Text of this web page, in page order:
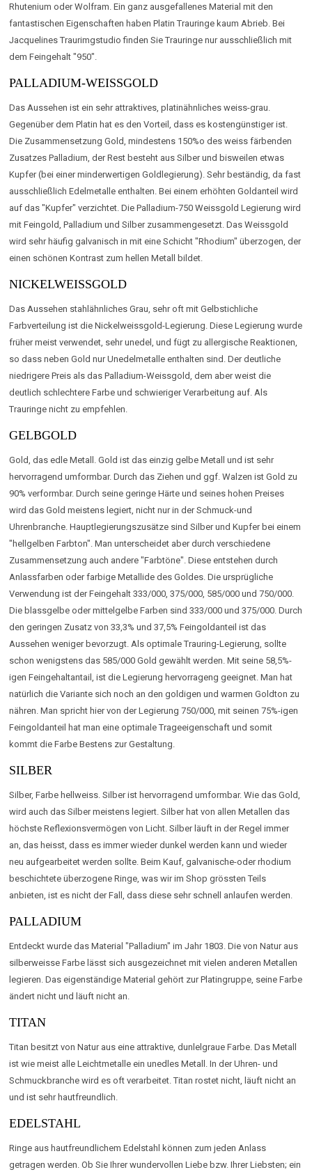
Rhutenium oder Wolfram. Ein ganz ausgefallenes Material mit den
fantastischen Eigenschaften haben Platin Trauringe kaum Abrieb. Bei
Jacquelines Traurimgstudio finden Sie Trauringe nur ausschließlich mit
dem Feingehalt "950".
PALLADIUM-WEISSGOLD
Das Aussehen ist ein sehr attraktives, platinähnliches weiss-grau.
Gegenüber dem Platin hat es den Vorteil, dass es kostengünstiger ist.
Die Zusammensetzung Gold, mindestens 150%o des weiss färbenden
Zusatzes Palladium, der Rest besteht aus Silber und bisweilen etwas
Kupfer (bei einer minderwertigen Goldlegierung). Sehr beständig, da fast
ausschließlich Edelmetalle enthalten. Bei einem erhöhten Goldanteil wird
auf das "Kupfer" verzichtet. Die Palladium-750 Weissgold Legierung wird
mit Feingold, Palladium und Silber zusammengesetzt. Das Weissgold
wird sehr häufig galvanisch in mit eine Schicht "Rhodium" überzogen, der
einen schönen Kontrast zum hellen Metall bildet.
NICKELWEISSGOLD
Das Aussehen stahlähnliches Grau, sehr oft mit Gelbstichliche
Farbverteilung ist die Nickelweissgold-Legierung. Diese Legierung wurde
früher meist verwendet, sehr unedel, und fügt zu allergische Reaktionen,
so dass neben Gold nur Unedelmetalle enthalten sind. Der deutliche
niedrigere Preis als das Palladium-Weissgold, dem aber weist die
deutlich schlechtere Farbe und schwieriger Verarbeitung auf. Als
Trauringe nicht zu empfehlen.
GELBGOLD
Gold, das edle Metall. Gold ist das einzig gelbe Metall und ist sehr
hervorragend umformbar. Durch das Ziehen und ggf. Walzen ist Gold zu
90% verformbar. Durch seine geringe Härte und seines hohen Preises
wird das Gold meistens legiert, nicht nur in der Schmuck-und
Uhrenbranche. Hauptlegierungszusätze sind Silber und Kupfer bei einem
"hellgelben Farbton". Man unterscheidet aber durch verschiedene
Zusammensetzung auch andere "Farbtöne". Diese entstehen durch
Anlassfarben oder farbige Metallide des Goldes. Die ursprügliche
Verwendung ist der Feingehalt 333/000, 375/000, 585/000 und 750/000.
Die blassgelbe oder mittelgelbe Farben sind 333/000 und 375/000. Durch
den geringen Zusatz von 33,3% und 37,5% Feingoldanteil ist das
Aussehen weniger bevorzugt. Als optimale Trauring-Legierung, sollte
schon wenigstens das 585/000 Gold gewählt werden. Mit seine 58,5%-
igen Feingehaltantail, ist die Legierung hervorrageng geeignet. Man hat
natürlich die Variante sich noch an den goldigen und warmen Goldton zu
nähren. Man spricht hier von der Legierung 750/000, mit seinen 75%-igen
Feingoldanteil hat man eine optimale Trageeigenschaft und somit
kommt die Farbe Bestens zur Gestaltung.
SILBER
Silber, Farbe hellweiss. Silber ist hervorragend umformbar. Wie das Gold,
wird auch das Silber meistens legiert. Silber hat von allen Metallen das
höchste Reflexionsvermögen von Licht. Silber läuft in der Regel immer
an, das heisst, dass es immer wieder dunkel werden kann und wieder
neu aufgearbeitet werden sollte. Beim Kauf, galvanische-oder rhodium
beschichtete überzogene Ringe, was wir im Shop grössten Teils
anbieten, ist es nicht der Fall, dass diese sehr schnell anlaufen werden.
PALLADIUM
Entdeckt wurde das Material "Palladium" im Jahr 1803. Die von Natur aus
silberweisse Farbe lässt sich ausgezeichnet mit vielen anderen Metallen
legieren. Das eigenständige Material gehört zur Platingruppe, seine Farbe
ändert nicht und läuft nicht an.
TITAN
Titan besitzt von Natur aus eine attraktive, dunlelgraue Farbe. Das Metall
ist wie meist alle Leichtmetalle ein unedles Metall. In der Uhren- und
Schmuckbranche wird es oft verarbeitet. Titan rostet nicht, läuft nicht an
und ist sehr hautfreundlich.
EDELSTAHL
Ringe aus hautfreundlichem Edelstahl können zum jeden Anlass
getragen werden. Ob Sie Ihrer wundervollen Liebe bzw. Ihrer Liebsten; ein